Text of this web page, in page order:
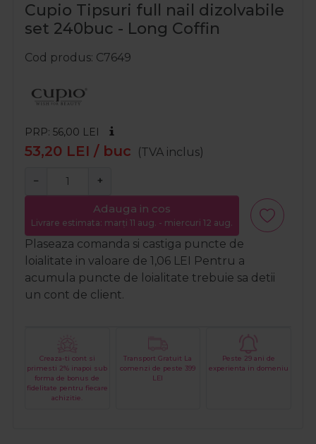
Cupio Tipsuri full nail dizolvabile
set 240buc - Long Coffin
Cod produs C7649
PRP: 56,00 LEI
53,20 LEI / buc (TVA inclus)
− +
Adauga in cos
Livrare estimata: marți 11 aug. - miercuri 12 aug.
Plaseaza comanda si castiga puncte de
loialitate in valoare de 1,06 LEI Pentru a
acumula puncte de loialitate trebuie sa detii
un cont de client.
Creaza-ti cont si
primesti 2% inapoi sub
forma de bonus de
fidelitate pentru fiecare
achizitie.
Transport Gratuit La
comenzi de peste 399
LEI
Peste 29 ani de
experienta in domeniu